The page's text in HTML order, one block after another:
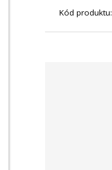
Kód produktu: